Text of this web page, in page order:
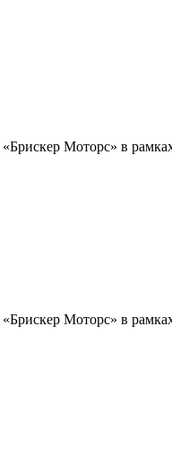
«Брискер Моторс» в
«Брискер Моторс» в